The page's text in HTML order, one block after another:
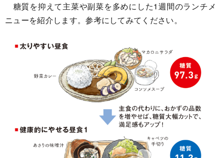
糖質を抑えて主菜や副菜を多めにした1週間のランチメ
ニューを紹介します。参考にしてみてください。